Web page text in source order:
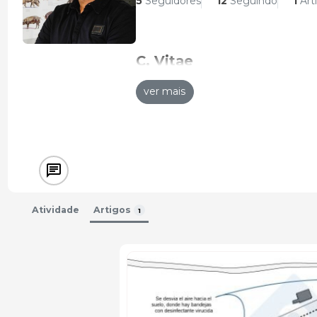
C. Vitae
Director Técnico
Semen Cardona
ver mais
Atividade Artigos 1